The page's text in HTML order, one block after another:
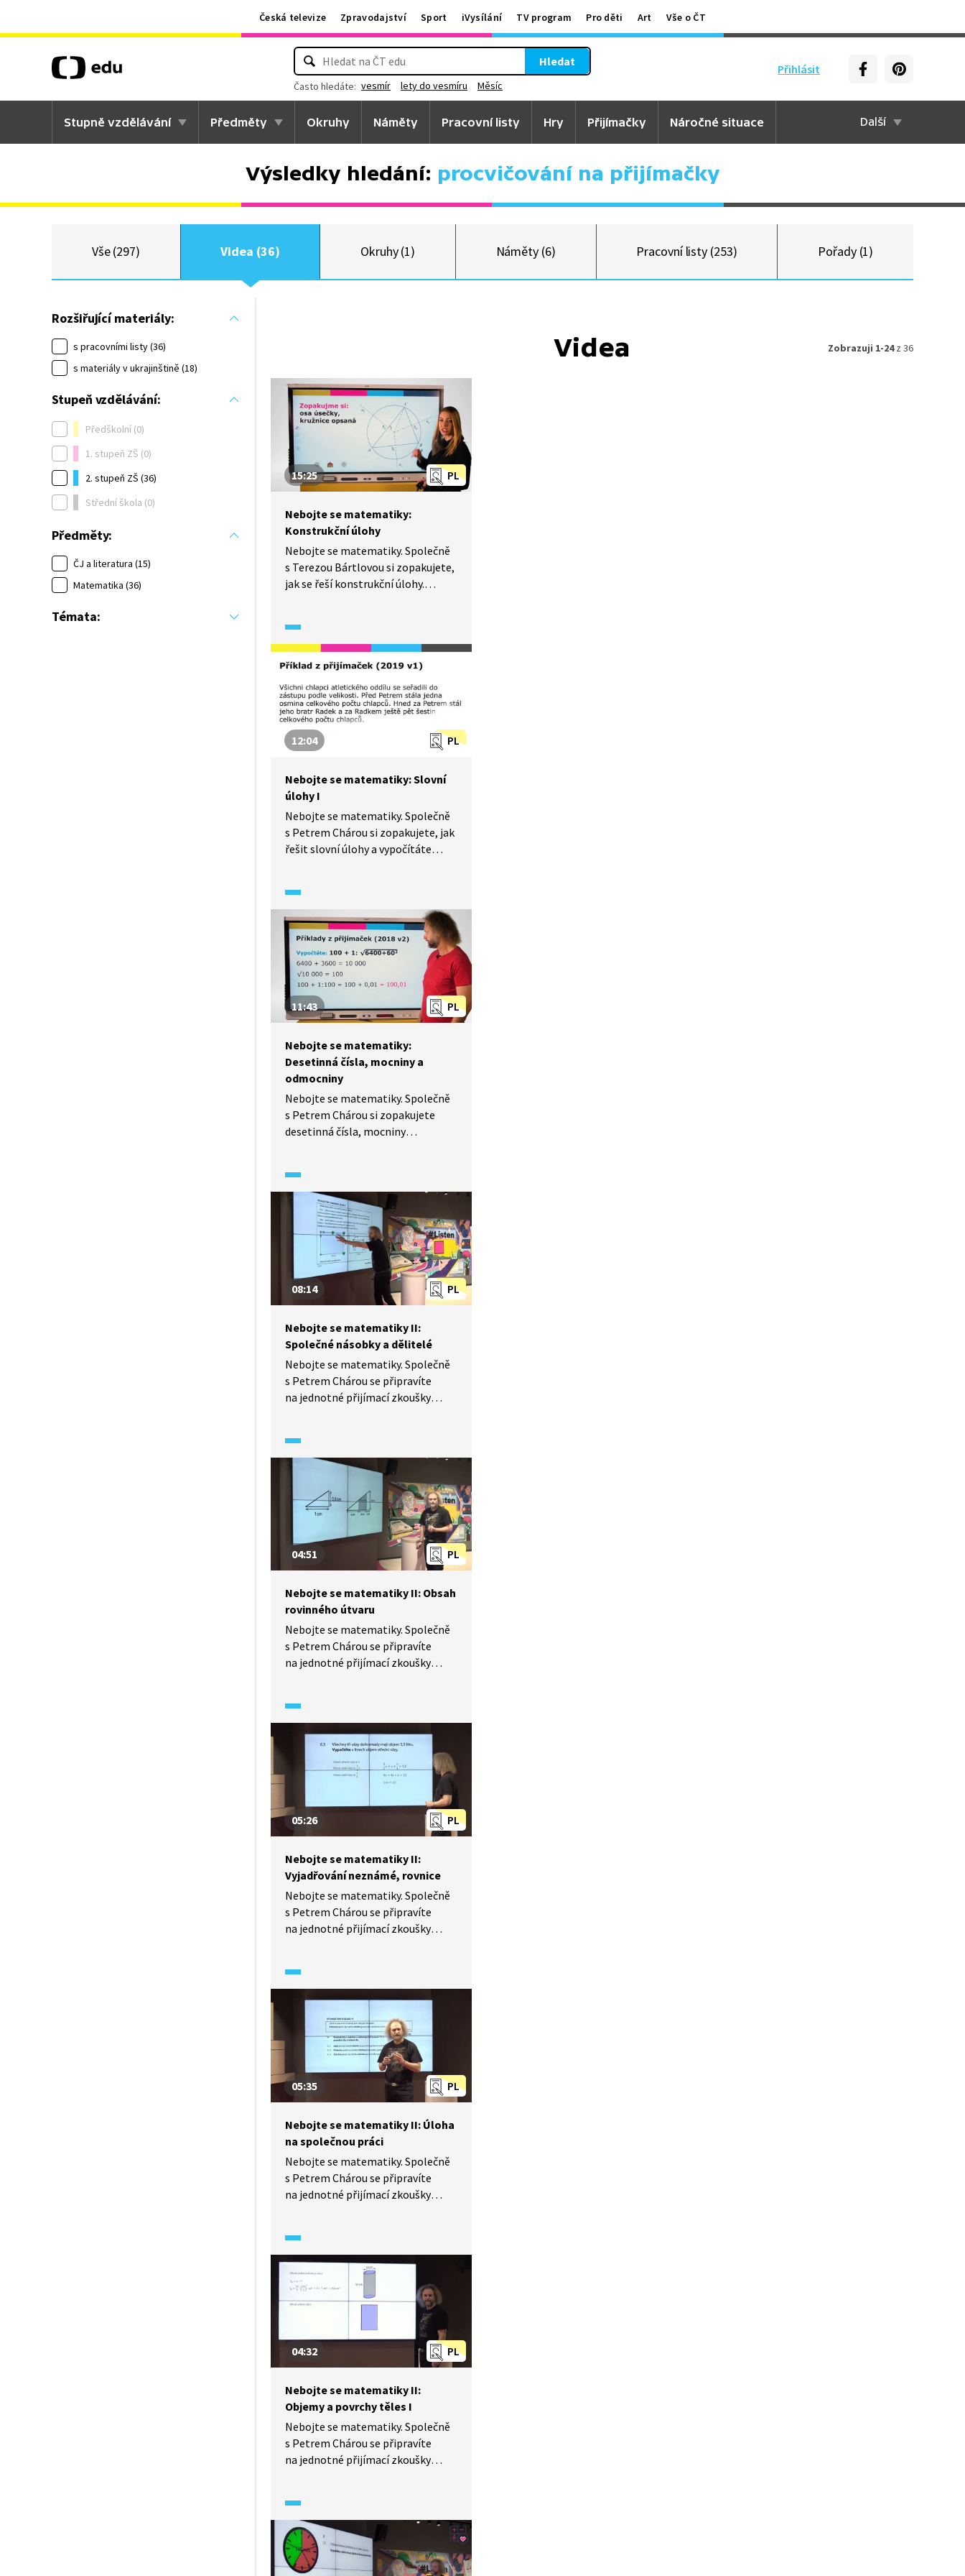
Česká televize Zpravodajství Sport iVysílání TV program Pro děti Art Vše o ČT
Přihlásit
Hledat
Často hledáte: vesmír lety do vesmíru Měsíc
Stupně vzdělávání Předměty Okruhy Náměty Pracovní listy Hry Přijímačky Náročné situace Další
Výsledky hledání: procvičování na přijímačky
Vše (297) Videa (36) Okruhy (1) Náměty (6) Pracovní listy (253) Pořady (1)
Rozšiřující materiály:
s pracovními listy (36)
s materiály v ukrajinštině (18)
Stupeň vzdělávání:
Předškolní (0)
1. stupeň ZŠ (0)
2. stupeň ZŠ (36)
Střední škola (0)
Předměty:
ČJ a literatura (15)
Matematika (36)
Témata:
Videa Zobrazuji 1-24z 36
PL
15:25
Nebojte se matematiky:
Konstrukční úlohy
Nebojte se matematiky. Společně
s Terezou Bártlovou si zopakujete,
jak se řeší konstrukční úlohy.
nejen v testech ve škole, ale
zároveň také u přijímacích zkoušek
na střední školu.
PL
12:04
Nebojte se matematiky: Slovní
úlohy I
Nebojte se matematiky. Společně
s Petrem Chárou si zopakujete, jak
řešit slovní úlohy a vypočítáte
ve škole, ale zároveň také
u přijímacích zkoušek na střední
školu.
PL
11:43
Nebojte se matematiky:
Desetinná čísla, mocniny a
odmocniny
Nebojte se matematiky. Společně
s Petrem Chárou si zopakujete
desetinná čísla, mocniny
potkat nejen v testech ve škole,
ale zároveň také u přijímacích
zkoušek na střední školu.
PL
08:14
Nebojte se matematiky II:
Společné násobky a dělitelé
Nebojte se matematiky. Společně
s Petrem Chárou se připravíte
na jednotné přijímací zkoušky
řešit slovní úlohy na společné
násobky a dělitele. Cyklus Nebojte
se matematiky II byl natáčen
v Magenta Experience Center.
PL
04:51
Nebojte se matematiky II: Obsah
rovinného útvaru
Nebojte se matematiky. Společně
s Petrem Chárou se připravíte
na jednotné přijímací zkoušky
řešit úlohy na geometrické
matematiky II byl natáčen
v Magenta Experience Center.
PL
05:26
Nebojte se matematiky II:
Vyjadřování neznámé, rovnice
Nebojte se matematiky. Společně
s Petrem Chárou se připravíte
na jednotné přijímací zkoušky
řešit slovní úlohy pomocí neznámé
v Magenta Experience Center.
PL
05:35
Nebojte se matematiky II: Úloha
na společnou práci
Nebojte se matematiky. Společně
s Petrem Chárou se připravíte
na jednotné přijímací zkoušky
řešit logicky slovní úlohu
na společnou práci. Cyklus Nebojte
se matematiky II byl natáčen
v Magenta Experience Center.
PL
04:32
Nebojte se matematiky II:
Objemy a povrchy těles I
Nebojte se matematiky. Společně
s Petrem Chárou se připravíte
na jednotné přijímací zkoušky
řešit úlohy na výpočty povrchů
a objemů těles. Cyklus Nebojte se
matematiky II byl natáčen
v Magenta Experience Center.